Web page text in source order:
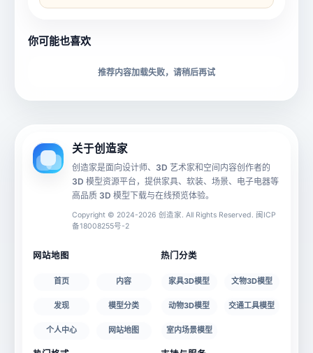
材质贴图
文件大小
你可能也喜欢
推荐内容加载失败，请稍后再试
关于创造家
创造家是面向设计师、3D 艺术家和空间内容创作者的
3D 模型资源平台，提供家具、软装、场景、电子电器等
高品质 3D 模型下载与在线预览体验。
Copyright © 2024-2026 创造家. All Rights Reserved. 闽ICP
备18008255号-2
网站地图
首页 内容
发现 模型分类
个人中心 网站地图
热门分类
家具3D模型 文物3D模型
动物3D模型 交通工具模型
室内场景模型